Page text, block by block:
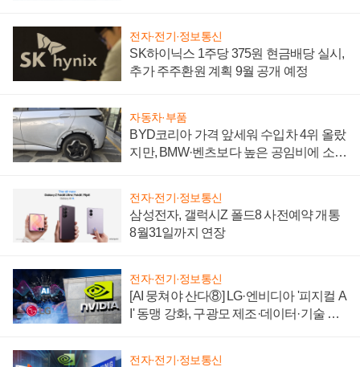
전자·전기·정보통신
SK하이닉스 1주당 375원 현금배당 실시,
추가 주주환원 계획 9월 공개 예정
자동차·부품
BYD코리아 가격 앞세워 수입차 4위 올랐
지만, BMW·벤츠보다 높은 공임비에 소비
전자·전기·정보통신
삼성전자, 갤럭시Z 폴드8 사전예약 개통
8월31일까지 연장
전자·전기·정보통신
[AI 뭉쳐야 산다⑧] LG·엔비디아 '피지컬 A
I' 동맹 강화, 구광모 제조·데이터·기술 결
전자·전기·정보통신